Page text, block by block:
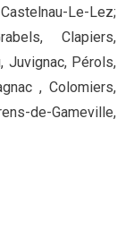
Le-Lez;
Clapiers,
Juvignac, Pérols,
, Colomiers,
de-Gameville,